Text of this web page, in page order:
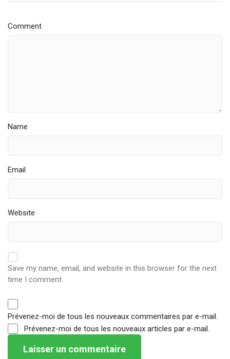
Comment
Name
Email
Website
Save my name, email, and website in this browser for the next
time I comment.
Prévenez-moi de tous les nouveaux commentaires par e-mail.
Prévenez-moi de tous les nouveaux articles par e-mail.